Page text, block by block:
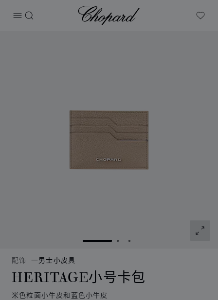
打开菜单
搜索
Chopard
My
转到幻灯片 1转到幻灯片 2
转到幻灯片 3
配饰 男士小皮具
HERITAGE小号卡包
米色粒面小牛皮和蓝色小牛皮